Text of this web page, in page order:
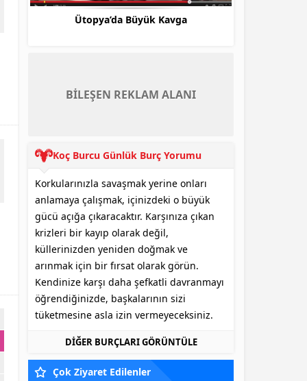
3 Adam O Ses Türkiye Jürisi Olursa
BİLEŞEN REKLAM ALANI
Koç Burcu Günlük Burç Yorumu
Korkularınızla savaşmak yerine onları
anlamaya çalışmak, içinizdeki o büyük
gücü açığa çıkaracaktır. Karşınıza çıkan
krizleri bir kayıp olarak değil,
küllerinizden yeniden doğmak ve
arınmak için bir fırsat olarak görün.
Kendinize karşı daha şefkatli davranmayı
öğrendiğinizde, başkalarının sizi
tüketmesine asla izin vermeyeceksiniz.
DİĞER BURÇLARI GÖRÜNTÜLE
Çok Ziyaret Edilenler